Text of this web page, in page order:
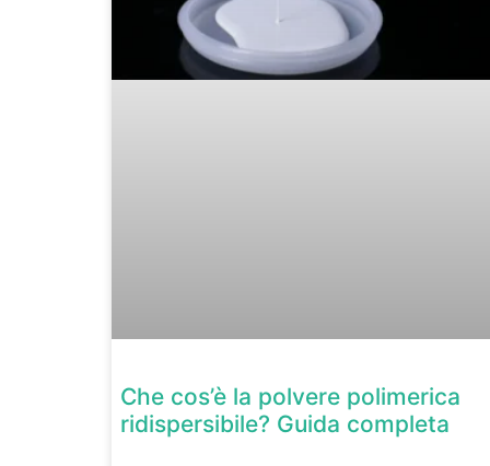
Che cos’è la polvere polimerica
ridispersibile? Guida completa